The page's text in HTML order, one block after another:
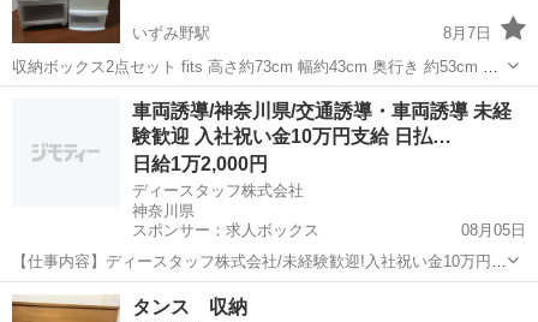
いずみ野駅
8月7日
収納ボックス2点セット fits 高さ約73cm 幅約43cm 奥行き 約53cm 白
80cm 37cm 80cm です。引っ越しのため格安でお譲りします。 宜しく
いずみ野駅 収納家具
車両誘導/神奈川県/交通誘導・車両誘導 未経
験歓迎 入社祝い金10万円支給 日払…
日給1万2,000円
ディースタッフ株式会社
神奈川県
スポンサー：求人ボックス
08月05日
【仕事内容】ディースタッフ株式会社/未経験歓迎!入社祝い金10万円支
給!日払いあり!完全個室の寮あり!充実した待遇制度! <職種>警備・セ
キュリティー/交通誘導・車両誘導/アルバイト 1日8時間から/週2日か
アルバイト・パート
タンス 収納